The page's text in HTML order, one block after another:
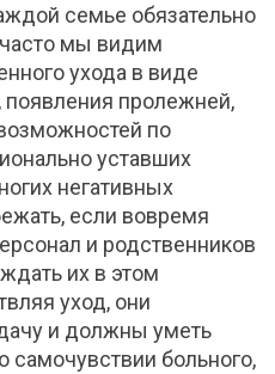
семье обязательно
мы видим
ухода в виде
появления пролежней,
по
уставших
негативных
если вовремя
и родственников
их в этом
уход, они
и должны уметь
самочувствии больного,